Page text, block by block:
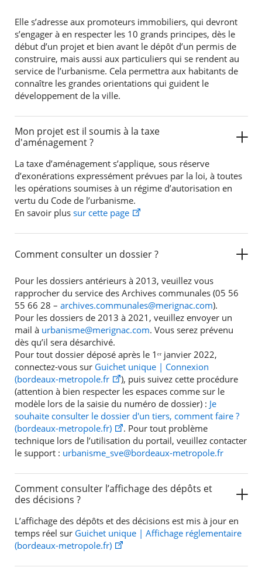
Elle s’adresse aux promoteurs immobiliers, qui devront
s’engager à en respecter les 10 grands principes, dès le
début d’un projet et bien avant le dépôt d’un permis de
construire, mais aussi aux particuliers qui se rendent au
service de l’urbanisme. Cela permettra aux habitants de
connaître les grandes orientations qui guident le
développement de la ville.
Mon projet est il soumis à la taxe
d'aménagement ?
La taxe d’aménagement s’applique, sous réserve
d’exonérations expressément prévues par la loi, à toutes
les opérations soumises à un régime d’autorisation en
vertu du Code de l’urbanisme.
En savoir plussur cette page
Comment consulter un dossier ?
Pour les dossiers antérieurs à 2013, veuillez vous
rapprocher du service des Archives communales (05 56
55 66 28 – archives.communales@merignac.com).
Pour les dossiers de 2013 à 2021, veuillez envoyer un
mail à urbanisme@merignac.com. Vous serez prévenu
dès qu’il sera désarchivé.
Pour tout dossier déposé après le 1ᵉʳ janvier 2022,
connectez-vous sur Guichet unique | Connexion
(bordeaux-metropole.fr
), puis suivez cette procédure
(attention à bien respecter les espaces comme sur le
modèle lors de la saisie du numéro de dossier) : Je
souhaite consulter le dossier d'un tiers, comment faire ?
(bordeaux-metropole.fr)
. Pour tout problème
technique lors de l’utilisation du portail, veuillez contacter
le support : urbanisme_sve@bordeaux-metropole.fr
Comment consulter l’affichage des dépôts et
des décisions ?
L’affichage des dépôts et des décisions est mis à jour en
temps réel sur Guichet unique | Affichage réglementaire
(bordeaux-metropole.fr)